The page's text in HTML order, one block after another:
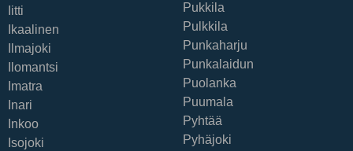
Iitti
Ikaalinen
Ilmajoki
Ilomantsi
Imatra
Inari
Inkoo
Isojoki
Pukkila
Pulkkila
Punkaharju
Punkalaidun
Puolanka
Puumala
Pyhtää
Pyhäjoki